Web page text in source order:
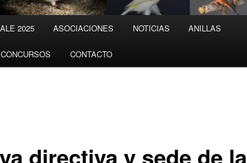
2025 ASOCIACIONES NOTICIAS ANILLAS
CONCURSOS CONTACTO
directiva y sede de la